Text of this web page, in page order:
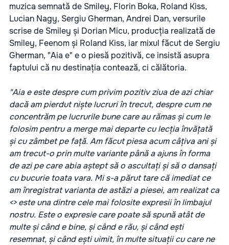
muzica semnată de Smiley, Florin Boka, Roland Kiss,
Lucian Nagy, Sergiu Gherman, Andrei Dan, versurile
scrise de Smiley și Dorian Micu, producția realizată de
Smiley, Feenom și Roland Kiss, iar mixul făcut de Sergiu
Gherman, "Aia e" e o piesă pozitivă, ce insistă asupra
faptului că nu destinația contează, ci călătoria.
"Aia e este despre cum privim pozitiv ziua de azi chiar
dacă am pierdut niște lucruri în trecut, despre cum ne
concentrăm pe lucrurile bune care au rămas și cum le
folosim pentru a merge mai departe cu lecția învățată
și cu zâmbet pe față. Am făcut piesa acum câțiva ani și
am trecut-o prin multe variante până a ajuns în forma
de azi pe care abia aștept să o ascultați și să o dansați
cu bucurie toata vara. Mi s-a părut tare că imediat ce
am înregistrat varianta de astăzi a piesei, am realizat ca
<> este una dintre cele mai folosite expresii în limbajul
nostru. Este o expresie care poate să spună atât de
multe și când e bine, și când e rău, și când ești
resemnat, și când ești uimit, în multe situații cu care ne